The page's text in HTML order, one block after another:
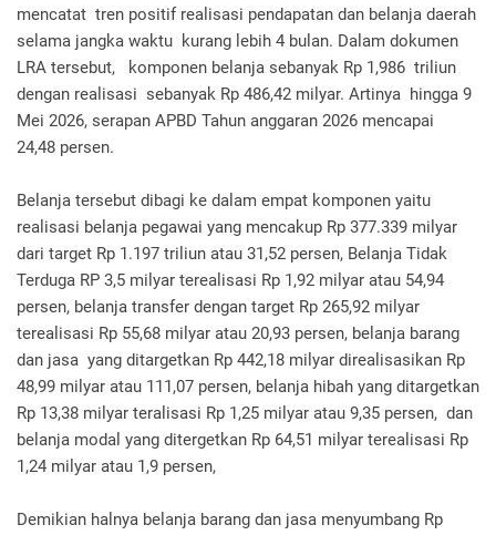
mencatat tren positif realisasi pendapatan dan belanja daerah
selama jangka waktu kurang lebih 4 bulan. Dalam dokumen
LRA tersebut, komponen belanja sebanyak Rp 1,986 triliun
dengan realisasi sebanyak Rp 486,42 milyar. Artinya hingga 9
Mei 2026, serapan APBD Tahun anggaran 2026 mencapai
24,48 persen.
Belanja tersebut dibagi ke dalam empat komponen yaitu
realisasi belanja pegawai yang mencakup Rp 377.339 milyar
dari target Rp 1.197 triliun atau 31,52 persen, Belanja Tidak
Terduga RP 3,5 milyar terealisasi Rp 1,92 milyar atau 54,94
persen, belanja transfer dengan target Rp 265,92 milyar
terealisasi Rp 55,68 milyar atau 20,93 persen, belanja barang
dan jasa yang ditargetkan Rp 442,18 milyar direalisasikan Rp
48,99 milyar atau 111,07 persen, belanja hibah yang ditargetkan
Rp 13,38 milyar teralisasi Rp 1,25 milyar atau 9,35 persen, dan
belanja modal yang ditergetkan Rp 64,51 milyar terealisasi Rp
1,24 milyar atau 1,9 persen,
Demikian halnya belanja barang dan jasa menyumbang Rp